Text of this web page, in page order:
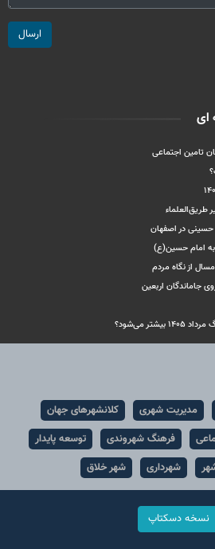
ارسال
ای
تامین اجتماعی
طریق‌العلماء
حسینی در اصفهان
امام حسین(ع)
از نگاه مردم
جاماندگان اربعین
می‌شود؟
مدیریت شهری
کلانشهرهای جهان
فرهنگ شهروندی
توسعه پایدار
شهرداری شهر خلاق
نسخه دسکتاپ